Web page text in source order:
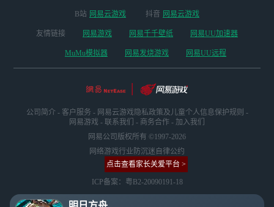
B站 网易云游戏 抖音 网易云游戏
友情链接 网易游戏 网易千千壁纸 网易UU加速器
MuMu模拟器 网易发烧游戏 网易UU远程
公司简介 - 客户服务 - 网易云游戏隐私政策及儿童个人信息保护规则 -
网易游戏 - 联系我们 - 商务合作 - 加入我们
网易公司版权所有 ©1997-2026
网络游戏行业防沉迷自律公约
点击查看家长关爱平台 >
ICP备案：粤B2-20090191-18